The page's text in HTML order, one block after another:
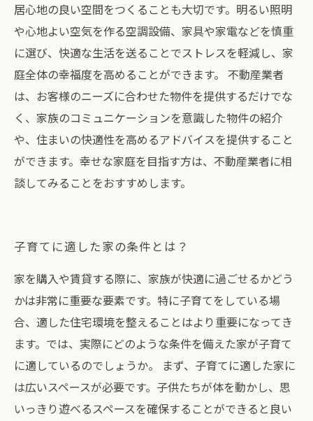
居心地の良い空間をつくることも大切です。明るい照明
や心地よい空気を作る空調設備、家具や家電などを慎重
に選び、快適な生活を送ることでストレスを軽減し、家
庭全体の幸福度を高めることができます。 不動産業者
は、お客様のニーズに合わせた物件を提供するだけでな
く、家族のコミュニケーションを意識した物件の紹介
や、住まいの快適性を高めるアドバイスを提供すること
ができます。幸せな家庭を目指す方は、不動産業者に相
談してみることをおすすめします。
子育てに適した家の条件とは？
家を購入や賃貸する際に、家族が快適に過ごせるかどう
かは非常に重要な要素です。特に子育てをしている場
合、適した住宅環境を整えることはより重要になってき
ます。では、実際にどのような条件を備えた家が子育て
に適しているのでしょうか。 まず、子育てに適した家に
は広いスペースが必要です。子供たちが体を動かし、思
いっきり遊べるスペースを確保することができると良い